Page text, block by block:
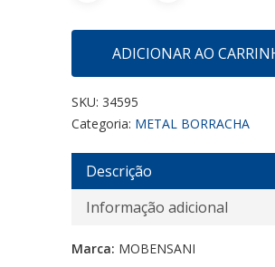
ADICIONAR AO
SKU: 34595
Categoria: METAL BORRACHA
Descrição
Informação adicional
Marca: MOBENSANI